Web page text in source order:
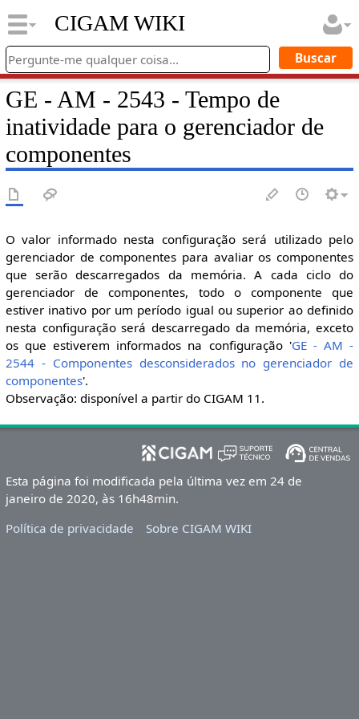
CIGAM WIKI
GE - AM - 2543 - Tempo de
inatividade para o gerenciador de
componentes
O valor informado nesta configuração será utilizado pelo
gerenciador de componentes para avaliar os componentes
que serão descarregados da memória. A cada ciclo do
gerenciador de componentes, todo o componente que
estiver inativo por um período igual ou superior ao definido
nesta configuração será descarregado da memória, exceto
os que estiverem informados na configuração 'GE - AM -
2544 - Componentes desconsiderados no gerenciador de
componentes'.
Observação: disponível a partir do CIGAM 11.
Esta página foi modificada pela última vez em 24 de
janeiro de 2020, às 16h48min.
Política de privacidade
Sobre CIGAM WIKI